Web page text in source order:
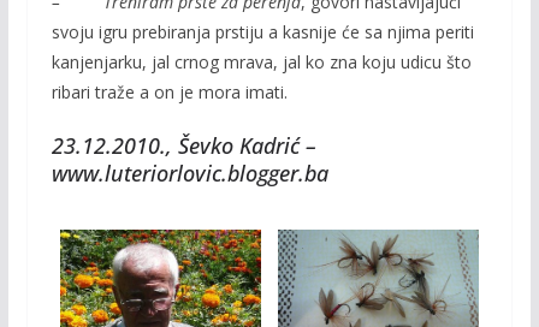
svoju igru prebiranja prstiju a kasnije će sa njima periti
kanjenjarku, jal crnog mrava, jal ko zna koju udicu što
ribari traže a on je mora imati.
23.12.2010., Ševko Kadrić –
www.luteriorlovic.blogger.ba